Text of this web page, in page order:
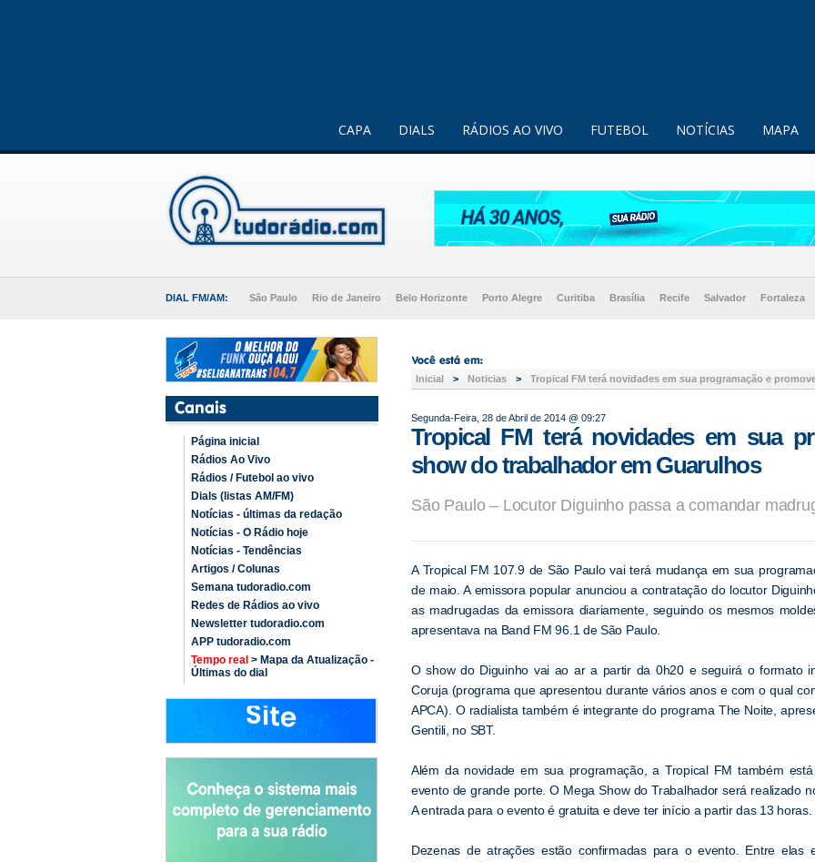
CAPA DIALS RÁDIOS AO VIVO FUTEBOL NOTÍCIAS MAPA
DIAL FM/AM: São Paulo Rio de Janeiro Belo Horizonte Porto Alegre Curitiba Brasília Recife Salvador Fortaleza
Página inicial
Rádios Ao Vivo
Rádios / Futebol ao vivo
Dials (listas AM/FM)
Notícias - últimas da redação
Notícias - O Rádio hoje
Notícias - Tendências
Artigos / Colunas
Semana tudoradio.com
Redes de Rádios ao vivo
Newsletter tudoradio.com
APP tudoradio.com
Tempo real > Mapa da Atualização -
Últimas do dial
Inicial > Noticias > Tropical FM terá novidades em sua programação e
Segunda-Feira, 28 de Abril de 2014 @ 09:27
Tropical FM terá novidades em sua
show do trabalhador em Guarulhos
São Paulo – Locutor Diguinho passa a comandar
A Tropical FM 107.9 de São Paulo vai terá mudança em sua
de maio. A emissora popular anunciou a contratação do locutor
as madrugadas da emissora diariamente, seguindo os mesmos
apresentava na Band FM 96.1 de São Paulo.
O show do Diguinho vai ao ar a partir da 0h20 e seguirá o formato
Coruja (programa que apresentou durante vários anos e com o qual
APCA). O radialista também é integrante do programa The Noite,
Gentili, no SBT.
Além da novidade em sua programação, a Tropical FM também
evento de grande porte. O Mega Show do Trabalhador será realizado
A entrada para o evento é gratuita e deve ter início a partir das 13 horas.
Dezenas de atrações estão confirmadas para o evento. Entre elas